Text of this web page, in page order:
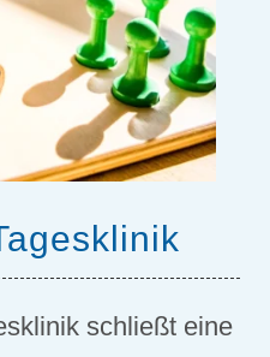
schließt eine